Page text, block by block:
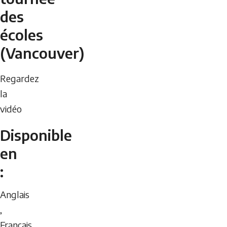
des
écoles
(Vancouver)
Regardez
la
vidéo
Disponible
en
:
Anglais
,